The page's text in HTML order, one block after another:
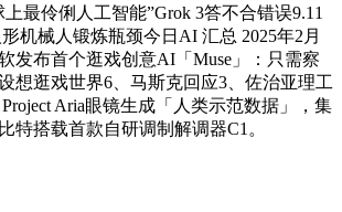
上最伶俐人工智能”Grok 3答不合错误9.11
机械人锻炼瓶颈今日AI 汇总 2025年2月
发布首个逛戏创意AI「Muse」：只需察
想逛戏世界6、马斯克回应3、佐治亚理工
Aria眼镜生成「人类示范数据」，集
特搭载首款自研调制解调器C1。